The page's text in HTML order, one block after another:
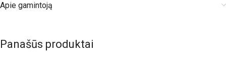
Apie gamintoją
Panašūs produktai